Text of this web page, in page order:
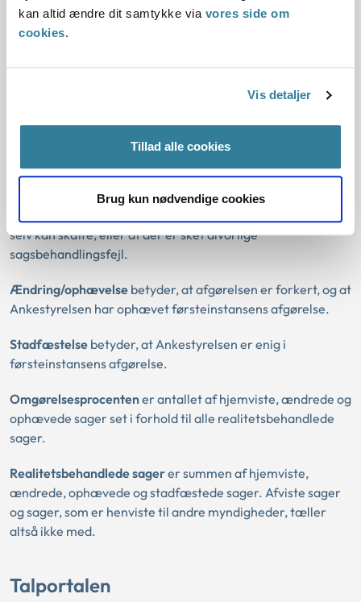
kan altid ændre dit samtykke via vores side om
cookies.
Vis detaljer
Tillad alle cookies
Brug kun nødvendige cookies
I forhold til 2021 er der sket et fald i antallet af kommunale
social- og beskæftigelsessager på ca. 2.500 sager. Dette
Udbetaling Danmark.
Definition af begreber
tilbage førsteinstansen, som så skal behandle sagen og
afgøre den igen. Grunden til, at vi hjemviser en sag, kan fx
selv kan skaffe, eller at der er sket alvorlige
sagsbehandlingsfejl.
Ændring/ophævelse betyder, at afgørelsen er forkert, og at
Ankestyrelsen har ophævet førsteinstansens afgørelse.
Stadfæstelse betyder, at Ankestyrelsen er enig i
førsteinstansens afgørelse.
Omgørelsesprocentener antallet af hjemviste, ændrede og
ophævede sager set i forhold til alle realitetsbehandlede
sager.
Realitetsbehandlede sagerer summen af hjemviste,
ændrede, ophævede og stadfæstede sager. Afviste sager
og sager, som er henviste til andre myndigheder, tæller
altså ikke med.
Talportalen